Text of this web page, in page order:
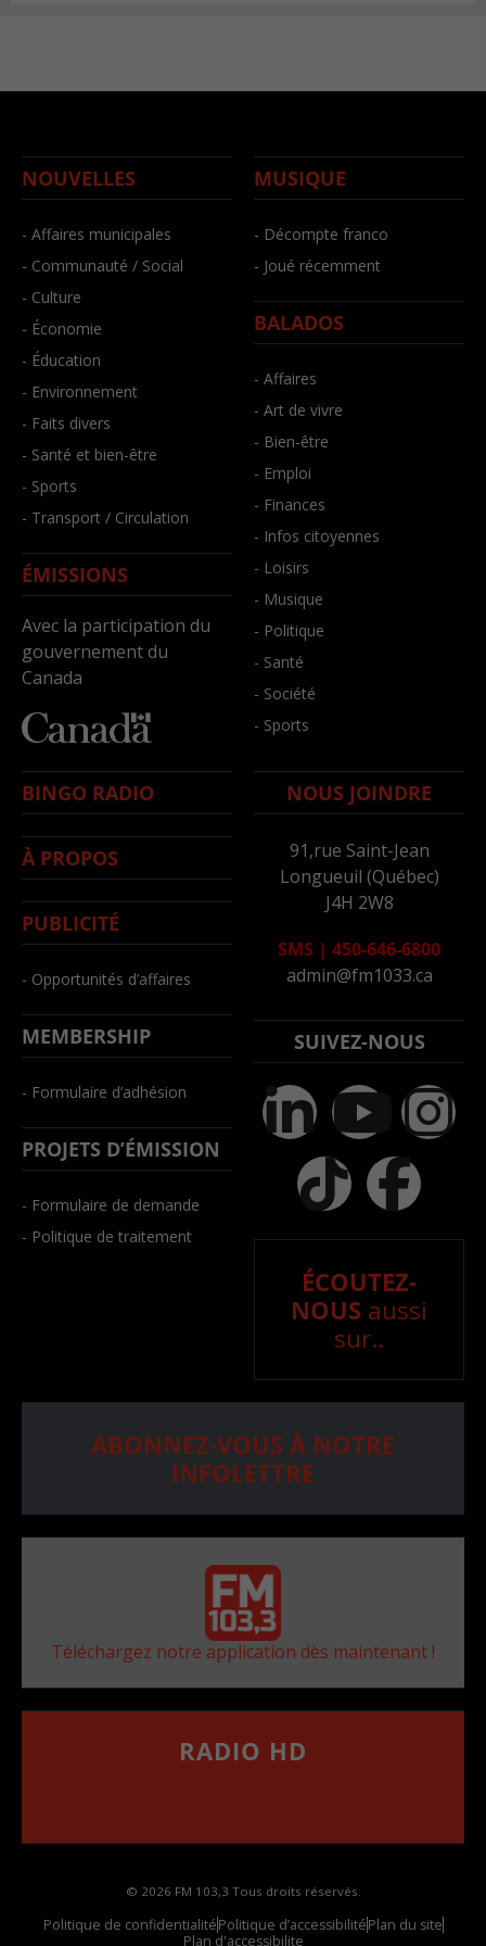
NOUVELLES
- Affaires municipales
- Communauté / Social
- Culture
- Économie
- Éducation
- Environnement
- Faits divers
- Santé et bien-être
- Sports
- Transport / Circulation
ÉMISSIONS
Avec la participation du
gouvernement du
Canada
MUSIQUE
- Décompte franco
- Joué récemment
BALADOS
- Affaires
- Art de vivre
- Bien-être
- Emploi
- Finances
- Infos citoyennes
- Loisirs
- Musique
- Politique
- Santé
- Société
- Sports
BINGO RADIO
À PROPOS
PUBLICITÉ
- Opportunités d’affaires
MEMBERSHIP
- Formulaire d’adhésion
PROJETS D’ÉMISSION
- Formulaire de demande
- Politique de traitement
NOUS JOINDRE
91,rue Saint-Jean
Longueuil (Québec)
J4H 2W8
SMS | 450-646-6800
admin@fm1033.ca
SUIVEZ-NOUS
ÉCOUTEZ-
NOUS aussi
sur..
ABONNEZ-VOUS À NOTRE
INFOLETTRE
Téléchargez notre application dès maintenant !
RADIO HD
© 2026 FM 103,3 Tous droits réservés.
Politique de confidentialitéPolitique d’accessibilitéPlan du site
Plan d'accessibilite